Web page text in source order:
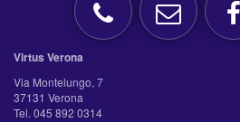
Virtus Verona
Via Montelungo, 7
37131 Verona
Tel. 045 892 0314